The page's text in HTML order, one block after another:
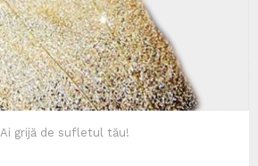
Ai grijă de sufletul tău!